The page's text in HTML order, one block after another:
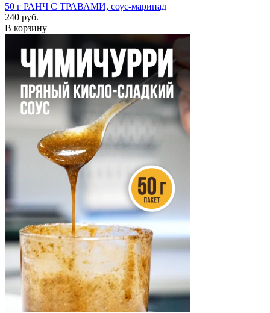
50 г РАНЧ С ТРАВАМИ, соус-маринад
240 руб.
В корзину